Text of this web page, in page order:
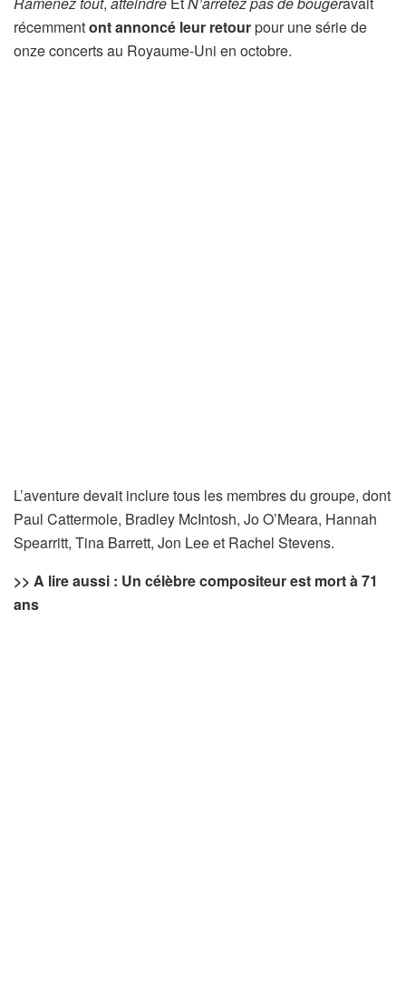
récemmentont annoncé leur retourpour une série de
onze concerts au Royaume-Uni en octobre.
L’aventure devait inclure tous les membres du groupe, dont
Paul Cattermole, Bradley McIntosh, Jo O’Meara, Hannah
Spearritt, Tina Barrett, Jon Lee et Rachel Stevens.
>> A lire aussi : Un célèbre compositeur est mort à 71
ans